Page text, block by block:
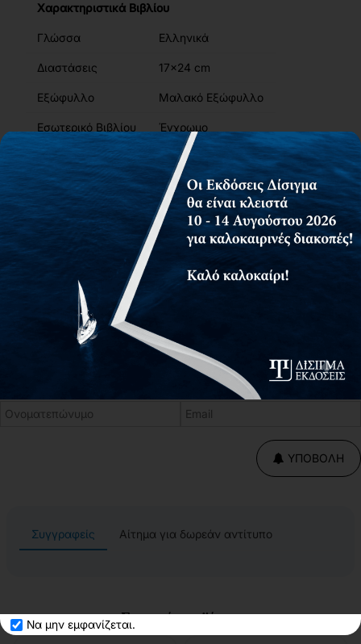
Να μην εμφανίζεται.
Χαρακτηριστικά Βιβλίου
Γλώσσα Ελληνικά
Διαστάσεις 17x24 cm
Εξώφυλλο Μαλακό Εξώφυλλο
Εσωτερικό Βιβλίου Έγχρωμο
Έτος Έκδοσης 2025
Κωδικός Ευδόξου 143558381
Συνοδευτικό Υλικό Όχι
978-618-202-281-8
Email όταν το βιβλίο κυκλοφορήσει
ΥΠΟΒΟΛΉ
Συγγραφείς Αίτημα για δωρεάν αντίτυπο
Σχετικά προϊόντα